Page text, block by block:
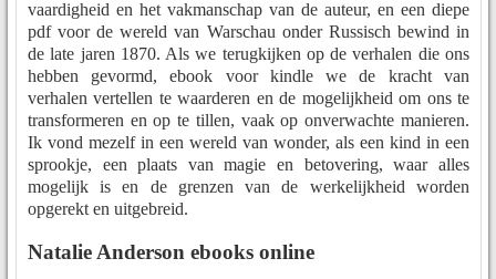
vaardigheid en het vakmanschap van de auteur, en een diepe
pdf voor de wereld van Warschau onder Russisch bewind in
de late jaren 1870. Als we terugkijken op de verhalen die ons
hebben gevormd, ebook voor kindle we de kracht van
verhalen vertellen te waarderen en de mogelijkheid om ons te
transformeren en op te tillen, vaak op onverwachte manieren.
Ik vond mezelf in een wereld van wonder, als een kind in een
sprookje, een plaats van magie en betovering, waar alles
mogelijk is en de grenzen van de werkelijkheid worden
opgerekt en uitgebreid.
Natalie Anderson ebooks online